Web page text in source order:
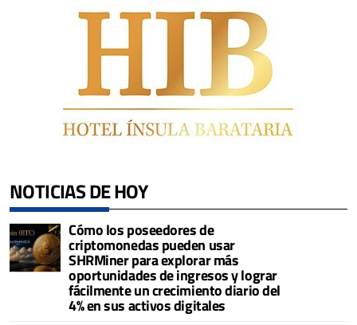
NOTICIAS DE HOY
Cómo los poseedores de
criptomonedas pueden usar
SHRMiner para explorar más
oportunidades de ingresos y lograr
fácilmente un crecimiento diario del
4% en sus activos digitales